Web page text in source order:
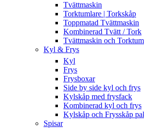
Tvättmaskin
Torktumlare | Torkskåp
Toppmatad Tvättmaskin
Kombinerad Tvätt / Tork
Tvättmaskin och
Kyl & Frys
Kyl
Frys
Frysboxar
Side by side kyl och frys
Kylskåp med frysfack
Kombinerad kyl och frys
Kylskåp och Frysskåp
Spisar